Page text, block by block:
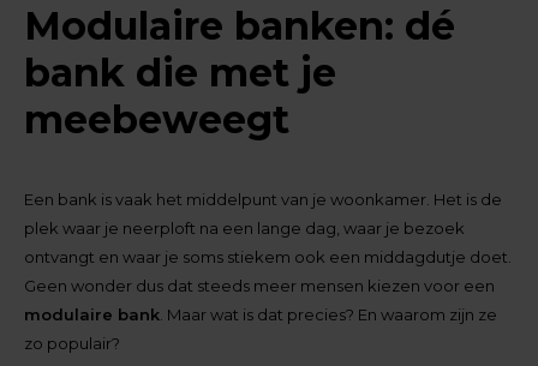
Modulaire banken: dé
bank die met je
meebeweegt
Een bank is vaak het middelpunt van je woonkamer. Het is de
plek waar je neerploft na een lange dag, waar je bezoek
ontvangt en waar je soms stiekem ook een middagdutje doet.
Geen wonder dus dat steeds meer mensen kiezen voor een
modulaire bank . Maar wat is dat precies? En waarom zijn ze
zo populair?